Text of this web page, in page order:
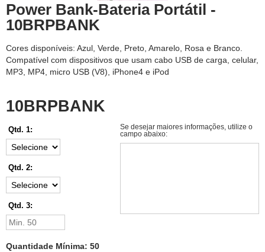
Power Bank-Bateria Portátil -
10BRPBANK
Cores disponíveis: Azul, Verde, Preto, Amarelo, Rosa e Branco.
Compatível com dispositivos que usam cabo USB de carga, celular,
MP3, MP4, micro USB (V8), iPhone4 e iPod
10BRPBANK
Qtd. 1:
Qtd. 2:
Qtd. 3:
Quantidade Mínima: 50
Se desejar maiores informações, utilize o
campo abaixo: